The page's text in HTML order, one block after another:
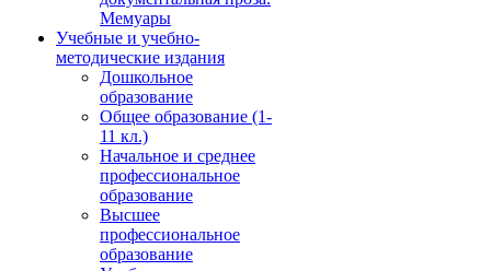
Мемуары
Учебные и учебно-
методические издания
Дошкольное
образование
Общее образование (1-
11 кл.)
Начальное и среднее
профессиональное
образование
Высшее
профессиональное
образование